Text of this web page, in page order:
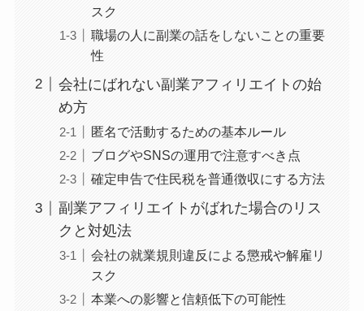
スク
職場の人に副業の話をしないことの重要
性
会社にばれない副業アフィリエイトの始
め方
匿名で活動するための基本ルール
ブログやSNSの運用で注意すべき点
確定申告で住民税を普通徴収にする方法
副業アフィリエイトがばれた場合のリス
クと対処法
会社の就業規則違反による懲戒や解雇リ
スク
本業への影響と信頼低下の可能性